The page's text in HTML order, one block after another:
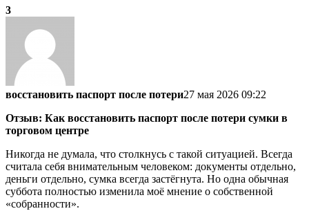
3
восстановить паспорт после потери27 мая 2026 09:22
Отзыв: Как восстановить паспорт после потери сумки в
торговом центре
Никогда не думала, что столкнусь с такой ситуацией. Всегда
считала себя внимательным человеком: документы отдельно,
деньги отдельно, сумка всегда застёгнута. Но одна обычная
суббота полностью изменила моё мнение о собственной
«собранности».